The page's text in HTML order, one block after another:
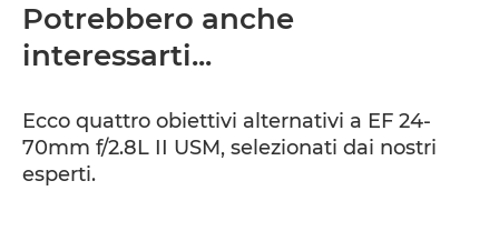
Potrebbero anche
interessarti...
Ecco quattro obiettivi alternativi a EF 24-
70mm f/2.8L II USM, selezionati dai nostri
esperti.